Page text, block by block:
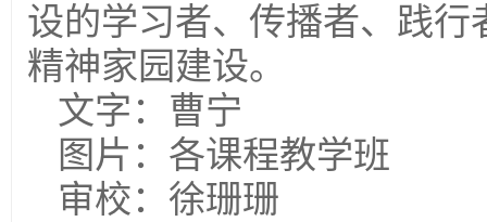
设的学习者、传播者、践
精神家园建设。
文字：曹宁
图片：各课程教学班
审校：徐珊珊